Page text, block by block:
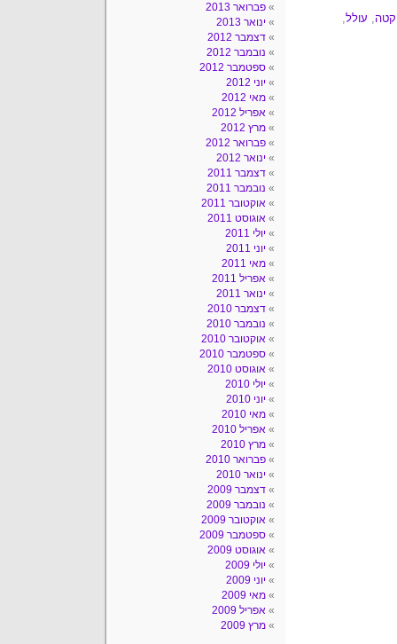
, עולל,
פברואר 2013
ינואר 2013
דצמבר 2012
נובמבר 2012
ספטמבר 2012
יוני 2012
מאי 2012
אפריל 2012
מרץ 2012
פברואר 2012
ינואר 2012
דצמבר 2011
נובמבר 2011
אוקטובר 2011
אוגוסט 2011
יולי 2011
יוני 2011
מאי 2011
אפריל 2011
ינואר 2011
דצמבר 2010
נובמבר 2010
אוקטובר 2010
ספטמבר 2010
אוגוסט 2010
יולי 2010
יוני 2010
מאי 2010
אפריל 2010
מרץ 2010
פברואר 2010
ינואר 2010
דצמבר 2009
נובמבר 2009
אוקטובר 2009
ספטמבר 2009
אוגוסט 2009
יולי 2009
יוני 2009
מאי 2009
אפריל 2009
מרץ 2009